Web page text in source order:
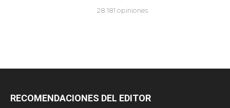
RECOMENDACIONES DEL EDITOR